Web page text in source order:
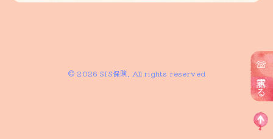
電話する
© 2026 SIS保険. All rights reserved